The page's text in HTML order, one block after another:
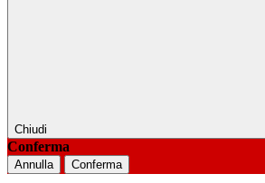
Chiudi
Conferma
Annulla Conferma